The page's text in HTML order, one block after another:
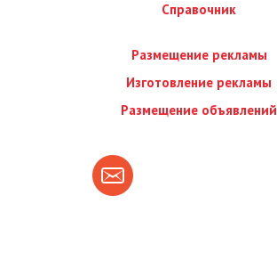
Справочник
Размещение рекламы
Изготовление рекламы
Размещение объявлений